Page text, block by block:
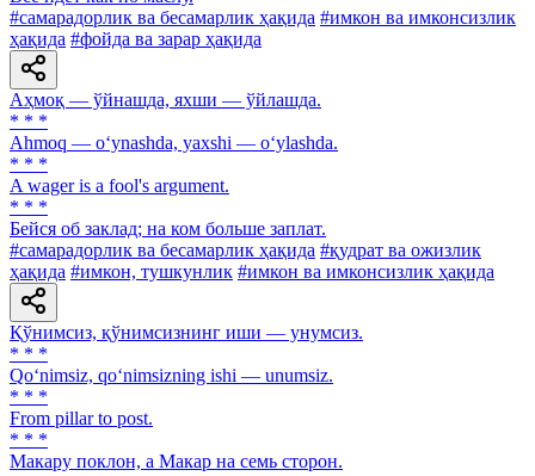
#самарадорлик ва бесамарлик ҳақида #имкон ва имконсизлик
ҳақида #фойда ва зарар ҳақида
Аҳмоқ — ўйнашда, яхши — ўйлашда.
* * *
Ahmoq — o‘ynashda, yaxshi — o‘ylashda.
* * *
A wager is a fool's argument.
* * *
Бейся об заклад; на ком больше заплат.
#самарадорлик ва бесамарлик ҳақида #қудрат ва ожизлик
ҳақида #имкон, тушкунлик #имкон ва имконсизлик ҳақида
Қўнимсиз, қўнимсизнинг иши — унумсиз.
* * *
Qo‘nimsiz, qo‘nimsizning ishi — unumsiz.
* * *
From pillar to post.
* * *
Макару поклон, а Макар на семь сторон.